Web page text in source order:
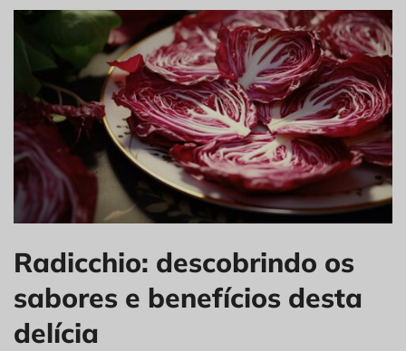
Radicchio: descobrindo os
sabores e benefícios desta
delícia